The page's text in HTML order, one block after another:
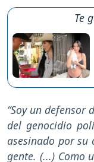
Te
“Soy un defensor
del genocidio
asesinado por su
gente. (...) Como